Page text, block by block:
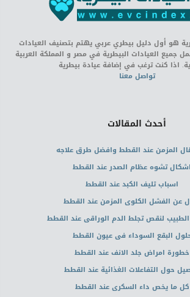
هو أول دليل بيطري عربي يهتم بتصنيف العيادات
جميع العيادات البيطرية في مصر و المملكة العربية
اذا كنت ترغب في إضافة عيادة بيطرية
تواصل معنا
أحدث المقالات
المزمن عند القطط وافضل طرق علاجه
اشكال تشوه عظام الصدر عند القطط
اسباب تليف الكبد عند القطط
عن الفشل الكلوى المزمن عند القطط
لنقص تجلط الدم الوراقى عند القطط
البقع السوداء فى عيون القطط
خطورة امراض جلد الانف عند القطط
حول التفاعلات الغذائية عند القطط
كل ما يخص داء السكرى عند القطط